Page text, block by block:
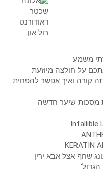
משמע
קורה ואיך אפשר להפחית
מסכות שיער חדשה
שחף אצל אבא ירין
הגדול'